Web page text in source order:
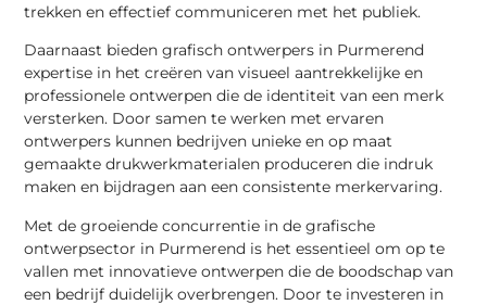
trekken en effectief communiceren met het publiek.
Daarnaast bieden grafisch ontwerpers in Purmerend
expertise in het creëren van visueel aantrekkelijke en
professionele ontwerpen die de identiteit van een merk
versterken. Door samen te werken met ervaren
ontwerpers kunnen bedrijven unieke en op maat
gemaakte drukwerkmaterialen produceren die indruk
maken en bijdragen aan een consistente merkervaring.
Met de groeiende concurrentie in de grafische
ontwerpsector in Purmerend is het essentieel om op te
vallen met innovatieve ontwerpen die de boodschap van
een bedrijf duidelijk overbrengen. Door te investeren in